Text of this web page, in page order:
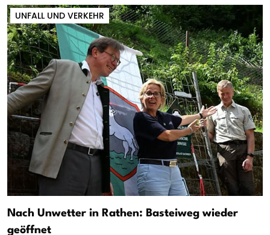
UNFALL UND VERKEHR
Nach Unwetter in Rathen: Basteiweg wieder
geöffnet